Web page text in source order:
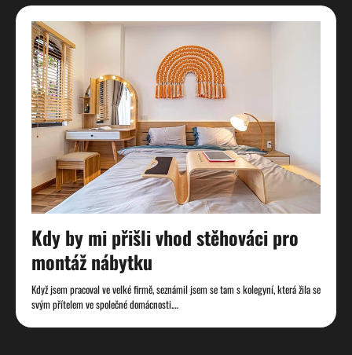
Kdy by mi přišli vhod stěhováci pro
montáž nábytku
Když jsem pracoval ve velké firmě, seznámil jsem se tam s kolegyní, která žila se
svým přítelem ve společné domácnosti.…